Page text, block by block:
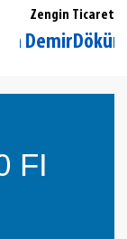
Zengin Ticaret
FI